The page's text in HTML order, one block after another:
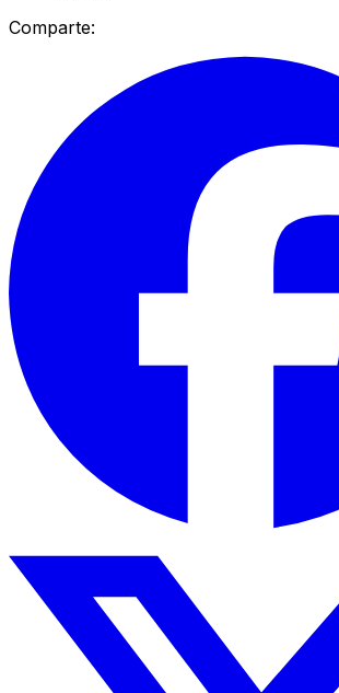
Comparte: